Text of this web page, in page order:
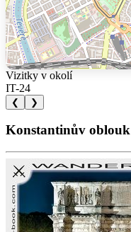
Vizitky v okolí
IT-24
❮ ❯
Konstantinův oblouk